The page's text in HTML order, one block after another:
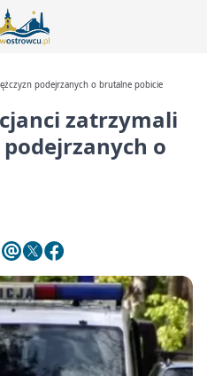
podejrzanych o brutalne pobicie
zatrzymali
o